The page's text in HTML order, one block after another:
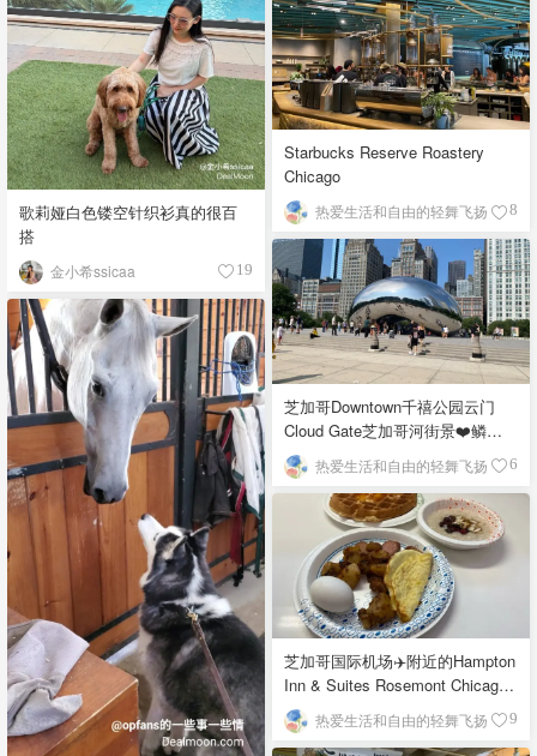
歌莉娅白色镂空针织衫真的很百
搭
金小希ssicaa 19
Starbucks Reserve Roastery
Chicago
热爱生活和自由的轻舞飞扬 8
芝加哥Downtown千禧公园云门
Cloud Gate芝加哥河街景❤️鳞次
栉比的高楼
热爱生活和自由的轻舞飞扬 6
芝加哥国际机场✈️附近的Hampton
Inn & Suites Rosemont Chicago
O'Hare自助早餐
热爱生活和自由的轻舞飞扬 9